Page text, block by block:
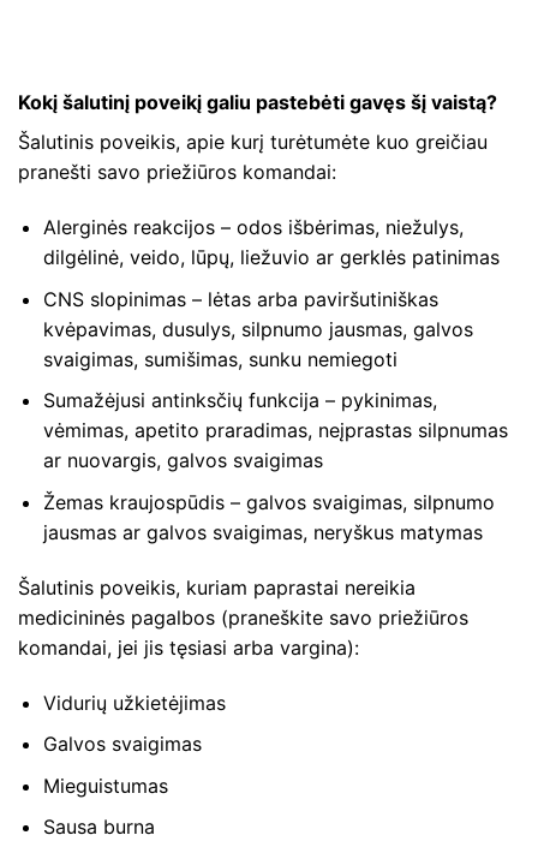
Kokį šalutinį poveikį galiu pastebėti gavęs šį vaistą?
Šalutinis poveikis, apie kurį turėtumėte kuo greičiau
pranešti savo priežiūros komandai:
Alerginės reakcijos – odos išbėrimas, niežulys,
dilgėlinė, veido, lūpų, liežuvio ar gerklės patinimas
CNS slopinimas – lėtas arba paviršutiniškas
kvėpavimas, dusulys, silpnumo jausmas, galvos
svaigimas, sumišimas, sunku nemiegoti
Sumažėjusi antinksčių funkcija – pykinimas,
vėmimas, apetito praradimas, neįprastas silpnumas
ar nuovargis, galvos svaigimas
Žemas kraujospūdis – galvos svaigimas, silpnumo
jausmas ar galvos svaigimas, neryškus matymas
Šalutinis poveikis, kuriam paprastai nereikia
medicininės pagalbos (praneškite savo priežiūros
komandai, jei jis tęsiasi arba vargina):
Vidurių užkietėjimas
Galvos svaigimas
Mieguistumas
Sausa burna